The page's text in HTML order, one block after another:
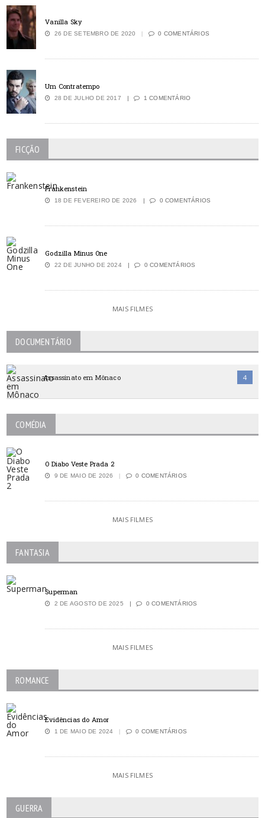
Vanilla Sky
26 DE SETEMBRO DE 2020 0 COMENTÁRIOS
Um Contratempo
28 DE JULHO DE 2017 1 COMENTÁRIO
FICÇÃO
Frankenstein
18 DE FEVEREIRO DE 2026 0 COMENTÁRIOS
Godzilla Minus One
22 DE JUNHO DE 2024 0 COMENTÁRIOS
MAIS FILMES
DOCUMENTÁRIO
Assassinato em Mônaco 4
COMÉDIA
O Diabo Veste Prada 2
9 DE MAIO DE 2026 0 COMENTÁRIOS
MAIS FILMES
FANTASIA
Superman
2 DE AGOSTO DE 2025 0 COMENTÁRIOS
MAIS FILMES
ROMANCE
Evidências do Amor
1 DE MAIO DE 2024 0 COMENTÁRIOS
MAIS FILMES
GUERRA